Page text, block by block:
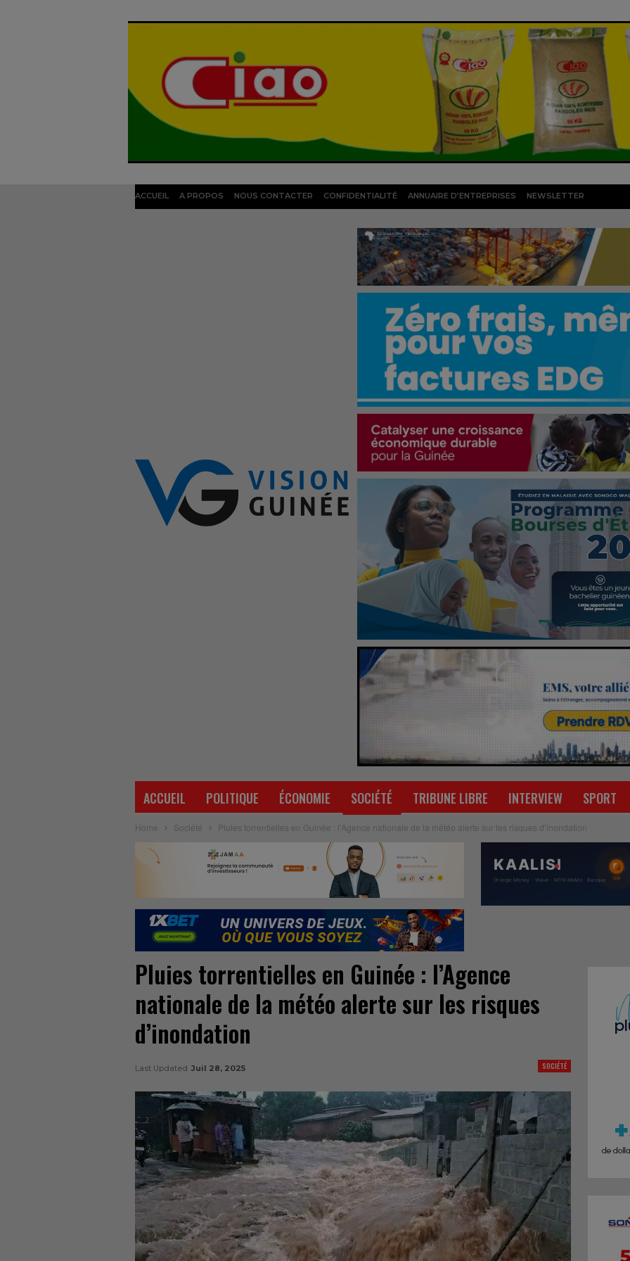
ACCUEIL A PROPOS NOUS CONTACTER CONFIDENTIALITÉ ANNUAIRE D’ENTREPRISES NEWSLETTER
ACCUEIL POLITIQUE ÉCONOMIE SOCIÉTÉ TRIBUNE LIBRE INTERVIEW SPORT
Home Société Pluies torrentielles en Guinée : l’Agence nationale de la météo alerte sur les risques d’inondation
Pluies torrentielles en Guinée : l’Agence
nationale de la météo alerte sur les risques
d’inondation
SOCIÉTÉ
Last Updated Juil 28, 2025